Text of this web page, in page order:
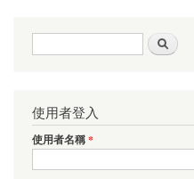
搜尋表單
使用者登入
使用者名稱*